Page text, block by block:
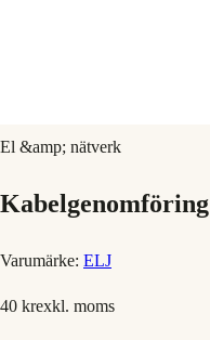
El &amp; nätverk
Kabelgenomföring
Varumärke: ELJ
40 krexkl. moms